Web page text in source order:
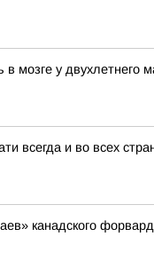
мозге у двухлетнего
всегда и во всех
канадского